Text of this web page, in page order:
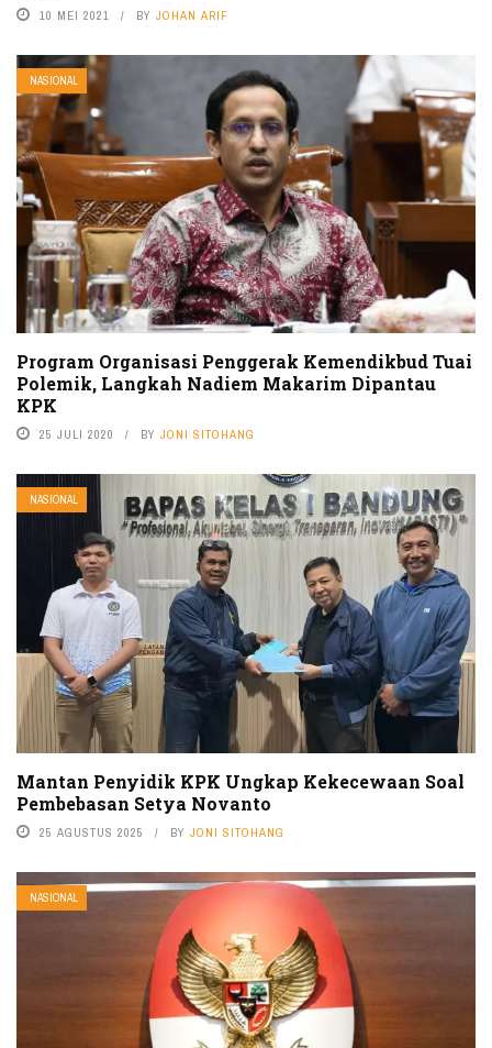
10 MEI 2021 BY JOHAN ARIF
NASIONAL
Program Organisasi Penggerak Kemendikbud Tuai
Polemik, Langkah Nadiem Makarim Dipantau
KPK
25 JULI 2020 BY JONI SITOHANG
NASIONAL
Mantan Penyidik KPK Ungkap Kekecewaan Soal
Pembebasan Setya Novanto
25 AGUSTUS 2025 BY JONI SITOHANG
NASIONAL